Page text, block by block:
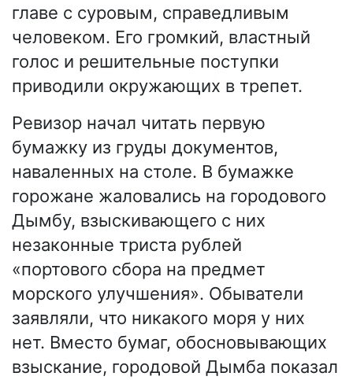
главе с суровым, справедливым
человеком. Его громкий, властный
голос и решительные поступки
приводили окружающих в трепет.
Ревизор начал читать первую
бумажку из груды документов,
наваленных на столе. В бумажке
горожане жаловались на городового
Дымбу, взыскивающего с них
незаконные триста рублей
«портового сбора на предмет
морского улучшения». Обыватели
заявляли, что никакого моря у них
нет. Вместо бумаг, обосновывающих
взыскание, городовой Дымба показал